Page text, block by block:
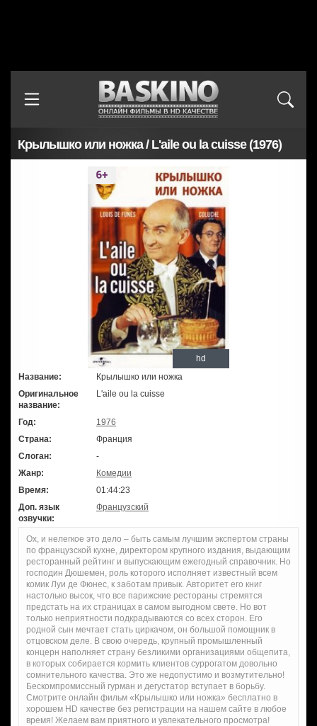
Крылышко или ножка / L'aile ou la cuisse (1976)
hd
Название:
Крылышко или ножка
Оригинальное
название:
L'aile ou la cuisse
Год:
1976
Страна:
Франция
Слоган:
-
Жанр:
Комедии
Время:
01:44:23
Доп. язык
озвучки:
Французский
Ох, и нелегкое это дело – быть самым лучшим экспертом страны
по французской кухне, директором крупного издания, выдающим
ресторанный рейтинг и выпускающим ежегодный справочник. Но
господин Дюшемен, роль которого исполняет известный всем
комик Луи де Фюнес, к заботам привык. Авторитет его книг
настолько высок, что все парижские рестораны стремятся
предстать на их страницах в самом выгодном свете. Но вот
только неприятности подкрадываются со всех сторон. Его
родной сын мечтает стать циркачом, он большой помощник в
отцовском деле. В свою очередь, крупный промышленный
концерн наполняет страну безликими организациями общепита,
в которых собирается кормить клиентов суррогатом довольно
сомнительного качества. Это же недопустимо и возмутительно!
Бескомпромиссный гурман и дегустатор вступает в борьбу.
Смотрите онлайн фильм «Крылышко или ножка» бесплатно в
хорошем HD качестве без регистрации на нашем сайте в любое
время! Желаем вам приятного и увлекательного просмотра!